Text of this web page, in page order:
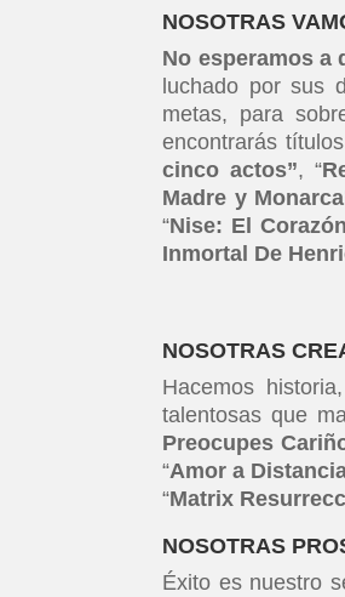
NOSOTRAS
No esperamos a
luchado por sus
metas, para
encontrarás
cinco actos”, “
Madre y
“Nise: El
Inmortal De
NOSOTRAS
Hacemos
talentosas que
Preocupes
“Amor a
“Matrix
NOSOTRAS
Éxito es nuestro